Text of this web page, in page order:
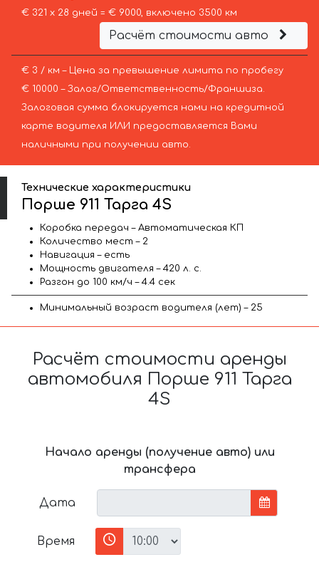
€ 321 х 28 дней = € 9000, включено 3500 км
Расчёт стоимости авто
€ 3 / км – Цена за превышение лимита по пробегу
€ 10000 – Залог/Ответственность/Франшиза.
Залоговая сумма блокируется нами на кредитной
карте водителя ИЛИ предоставляется Вами
наличными при получении авто.
Технические характеристики
Порше 911 Тарга 4S
Коробка передач – Автоматическая КП
Количество мест – 2
Навигация – есть
Мощность двигателя – 420 л. с.
Разгон до 100 км/ч – 4.4 сек
Минимальный возраст водителя (лет) – 25
Расчёт стоимости аренды
автомобиля Порше 911 Тарга
4S
Начало аренды (получение авто) или
трансфера
Дата
Время